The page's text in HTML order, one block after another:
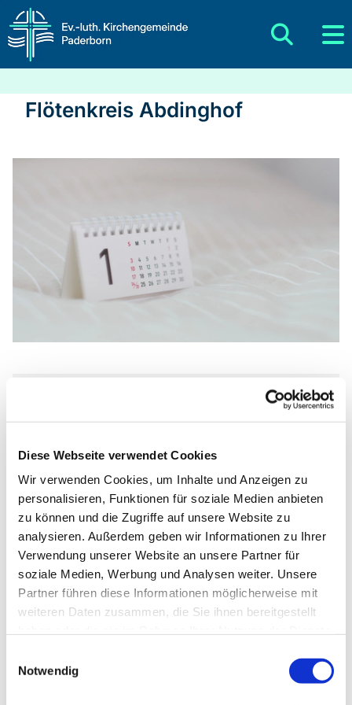
Diese Webseite verwendet Cookies
Wir verwenden Cookies, um Inhalte und Anzeigen zu
personalisieren, Funktionen für soziale Medien anbieten
zu können und die Zugriffe auf unsere Website zu
analysieren. Außerdem geben wir Informationen zu Ihrer
Verwendung unserer Website an unsere Partner für
soziale Medien, Werbung und Analysen weiter. Unsere
Partner führen diese Informationen möglicherweise mit
weiteren Daten zusammen, die Sie ihnen bereitgestellt
Notwendig
Flötenkreis Abdinghof
Dienstag, 6. April 2027, 18:00 Uhr
Abdinghofkirche, Am Abdinghof 7,
33098 Paderborn
E. Hilbig